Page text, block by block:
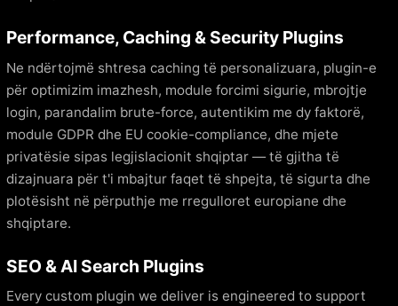
Performance, Caching & Security Plugins
Ne ndërtojmë shtresa caching të personalizuara, plugin-e
për optimizim imazhesh, module forcimi sigurie, mbrojtje
login, parandalim brute-force, autentikim me dy faktorë,
module GDPR dhe EU cookie-compliance, dhe mjete
privatësie sipas legjislacionit shqiptar — të gjitha të
dizajnuara për t'i mbajtur faqet të shpejta, të sigurta dhe
plotësisht në përputhje me rregulloret europiane dhe
shqiptare.
SEO & AI Search Plugins
Every custom plugin we deliver is engineered to support